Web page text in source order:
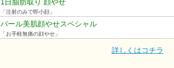
1日脂肪取り 顔やせ
「注射のみで即小顔」
パール美肌顔やせスペシャル
「お手軽無痛の顔やせ」
詳しくはコチラ